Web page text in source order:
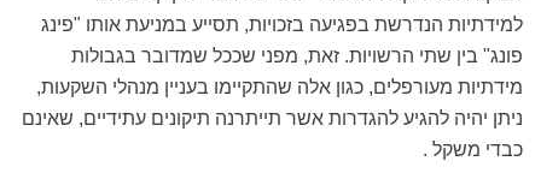
למידתיות הנדרשת בפגיעה בזכויות, תסייע במניעת אותו "פינג
פונג" בין שתי הרשויות. זאת, מפני שככל שמדובר בגבולות
מידתיות מעורפלים, כגון אלה שהתקיימו בעניין מנהלי השקעות,
ניתן יהיה להגיע להגדרות אשר תייתרנה תיקונים עתידיים, שאינם
כבדי משקל .